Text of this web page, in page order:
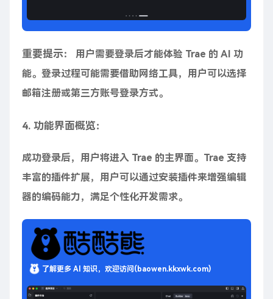
重要提示： 用户需要登录后才能体验 Trae 的 AI 功
能。登录过程可能需要借助网络工具，用户可以选择
邮箱注册或第三方账号登录方式。
4. 功能界面概览：
成功登录后，用户将进入 Trae 的主界面。Trae 支持
丰富的插件扩展，用户可以通过安装插件来增强编辑
器的编码能力，满足个性化开发需求。
了解更多 AI 知识，欢迎访问(baowen.kkxwk.com)